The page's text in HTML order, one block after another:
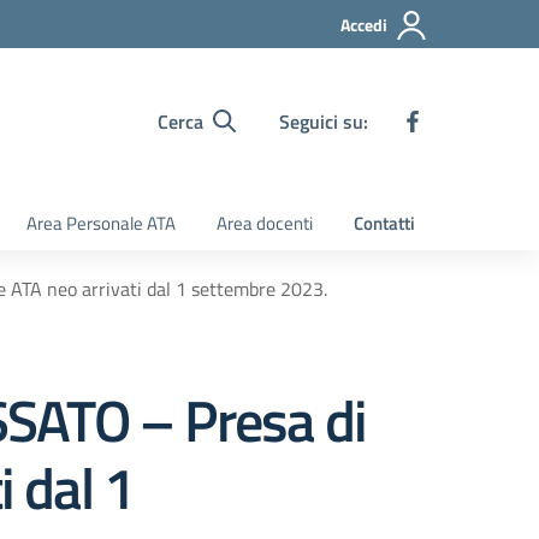
Accedi
Cerca Seguici su:
Area Personale ATA Area docenti Contatti
ATA neo arrivati dal 1 settembre 2023.
– Presa di
dal 1